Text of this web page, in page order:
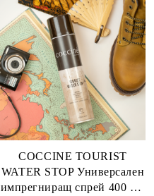
COCCINE TOURIST
WATER STOP Универсален
импрегниращ спрей 400 ml,